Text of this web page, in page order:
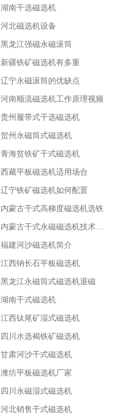
湖南干选磁选机
河北磁选机设备
黑龙江强磁永磁滚筒
新疆铁矿磁选机有多重
辽宁永磁滚筒的优缺点
河南顺流磁选机工作原理视频
贵州履带式干选磁选机
贺州永磁筒式磁选机
青海贫铁矿干式磁选机
西藏平板磁选机适用场合
辽宁铁矿磁选机如何配置
内蒙古干式高梯度磁选机选铁
内蒙古干式永磁磁选机技术要求
福建河沙磁选机简介
江西钠长石平板磁选机
黑龙江永磁筒式磁选机退磁
湖南干式磁选机
江西钛尾矿湿式磁选机
四川水选褐铁矿磁选机
甘肃河沙干式磁选机
潍坊平板磁选机厂家
四川永磁湿式磁选机
河北销售干式磁选机